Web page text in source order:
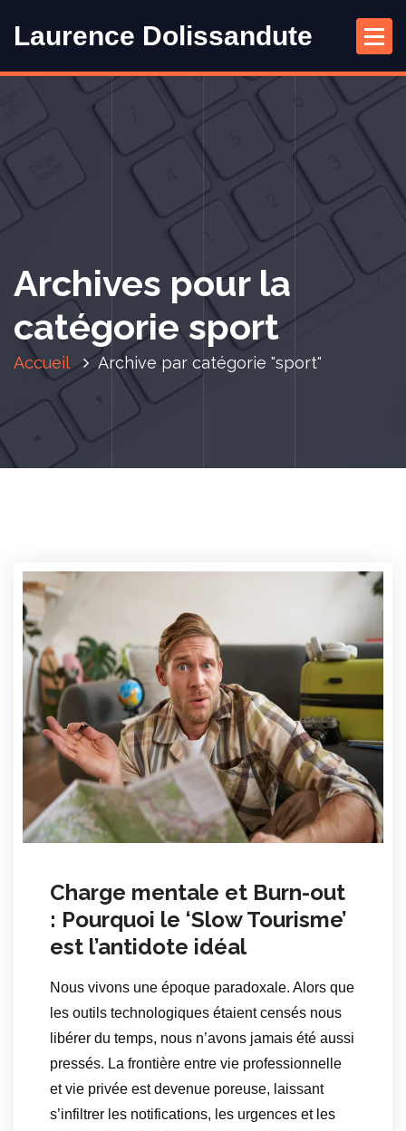
e
o
Laurence Dolissandute
Archives pour la
catégorie sport
Accueil Archive par catégorie "sport"
Charge mentale et Burn-out
: Pourquoi le ‘Slow Tourisme’
est l’antidote idéal
Nous vivons une époque paradoxale. Alors que
les outils technologiques étaient censés nous
libérer du temps, nous n’avons jamais été aussi
pressés. La frontière entre vie professionnelle
et vie privée est devenue poreuse, laissant
s’infiltrer les notifications, les urgences et les